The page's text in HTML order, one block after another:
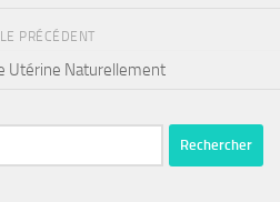
PRÉCÉDENT
Utérine Naturellement